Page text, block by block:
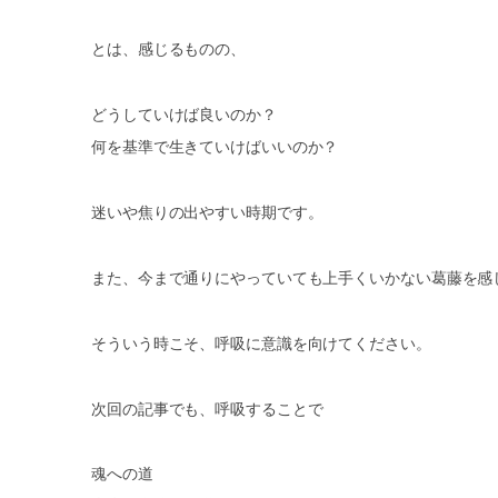
とは、感じるものの、
どうしていけば良いのか？
何を基準で生きていけばいいのか？
迷いや焦りの出やすい時期です。
また、今まで通りにやっていても上手くいかない葛藤を感
そういう時こそ、呼吸に意識を向けてください。
次回の記事でも、呼吸することで
魂への道